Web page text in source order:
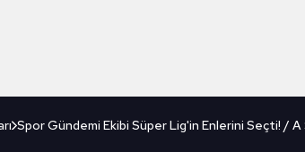
Spor Gündemi Ekibi Süper Lig'in Enlerini Seçti! /